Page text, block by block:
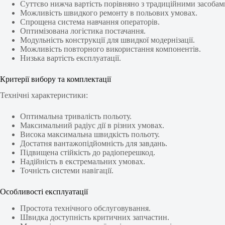
Суттєво нижча вартість порівняно з традиційними
Можливість швидкого ремонту в польових умовах.
Спрощена система навчання операторів.
Оптимізована логістика постачання.
Модульність конструкції для швидкої модернізації.
Можливість повторного використання компонентів.
Низька вартість експлуатації.
Критерії вибору та комплектації
Технічні характеристики:
Оптимальна тривалість польоту.
Максимальний радіус дії в різних умовах.
Висока максимальна швидкість польоту.
Достатня вантажопідйомність для завдань.
Підвищена стійкість до радіоперешкод.
Надійність в екстремальних умовах.
Точність системи навігації.
Особливості експлуатації
Простота технічного обслуговування.
Швидка доступність критичних запчастин.